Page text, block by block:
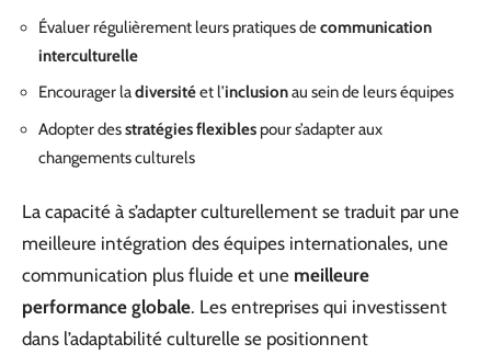
Évaluer régulièrement leurs pratiques decommunication
interculturelle
Encourager ladiversitéet l’inclusionau sein de leurs équipes
Adopter desstratégies flexibles pour s’adapter aux
changements culturels
La capacité à s’adapter culturellement se traduit par une
meilleure intégration des équipes internationales, une
communication plus fluide et une meilleure
performance globale. Les entreprises qui investissent
dans l’adaptabilité culturelle se positionnent